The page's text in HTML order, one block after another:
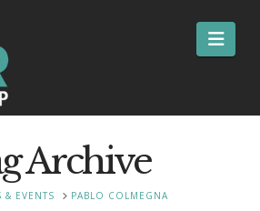
Archive
& EVENTS PABLO COLMEGNA